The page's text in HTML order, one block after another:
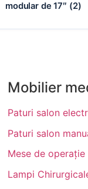
modular de 17″ (2)
Mobilier
Paturi salon
Paturi salon
Mese de operație
Lampi